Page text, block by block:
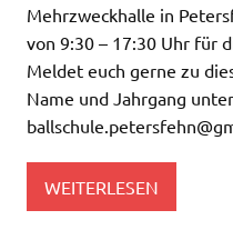
Mehrzweckhalle in
von 9:30 – 17:30 Uhr für
Meldet euch gerne zu
Name und Jahrgang
WEITERLESEN